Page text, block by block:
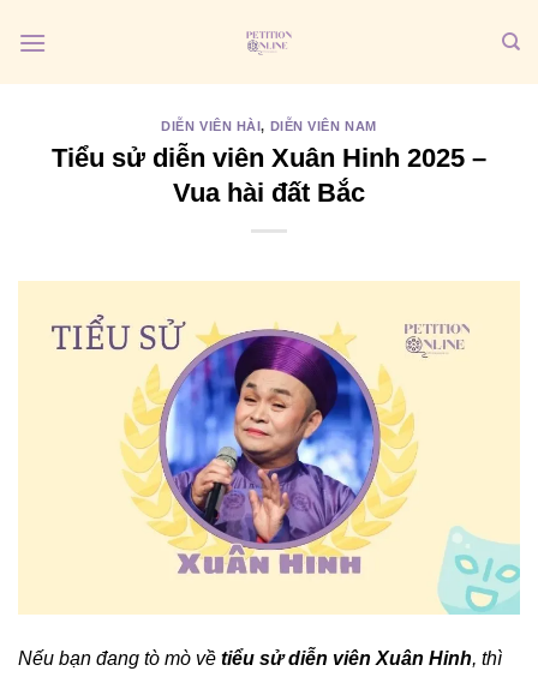
qua
DIỄN VIÊN HÀI, DIỄN VIÊN NAM
Tiểu sử diễn viên Xuân Hinh 2025 –
Vua hài đất Bắc
Nếu bạn đang tò mò về tiểu sử diễn viên Xuân Hinh, thì